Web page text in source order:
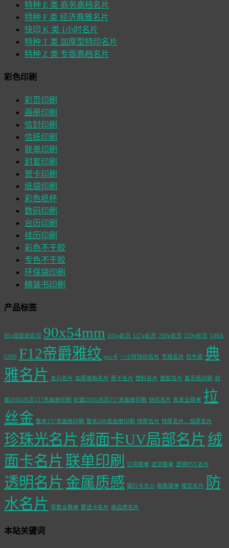
特种 E 类 商务高档名片
特种 F 类 经济典雅名片
快印 K 类 1小时名片
特种 T 类 加厚型特印名片
特种 Z 类 专版高档名片
彩色印刷
彩页印刷
画册印刷
信封印刷
信纸印刷
联单印刷
封套印刷
贺卡印刷
纸袋印刷
彩色纸杯
数码印刷
台历印刷
挂历印刷
彩色不干胶
专色不干胶
环保袋印刷
精装书印刷
产品标签
80g双胶纸彩页 90x54mm 105g彩页 157g彩页 200g彩页 250g彩页 C00A
C009 F12帝爵雅纹 pvc卡 一小时快印名片 专版名片 仿牛皮 典
雅名片 击凸名片 加厚高档名片 厚卡名片 塑料名片 塑胶名片 复写纸印刷 封
面200G内页157克画册印刷 封面250G内页157克画册印刷 快印名片 批发业联单 拉
丝金 整本157克画册印刷 整本200克画册印刷 特厚名片 特厚名片，加厚名片
珍珠光名片 绒面卡UV局部名片 绒
面卡名片 联单印刷 订货联单 送货联单 透明PVC名片
透明名片 金属质感 银行卡大小 销售联单 镂空名片
防
水名片 零售业联单 雾透卡名片 高品质名片
本站关键词